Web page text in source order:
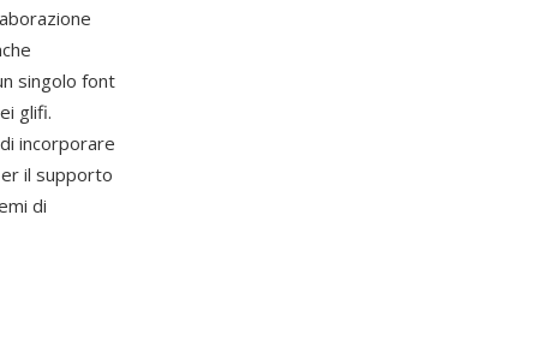
singolo font
glifi.
incorporare
il supporto
di